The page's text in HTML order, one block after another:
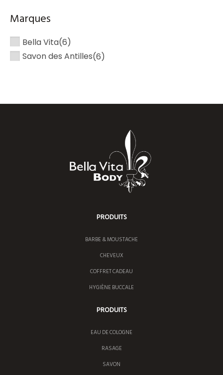
Marques
Bella Vita(6)
Savon des Antilles(6)
PRODUITS
BARBE & MOUSTACHE
CHEVEUX
COFFRET CADEAU
HYGIÈNE BUCCALE
PRODUITS
EAU DE COLOGNE
RASAGE
SAVON